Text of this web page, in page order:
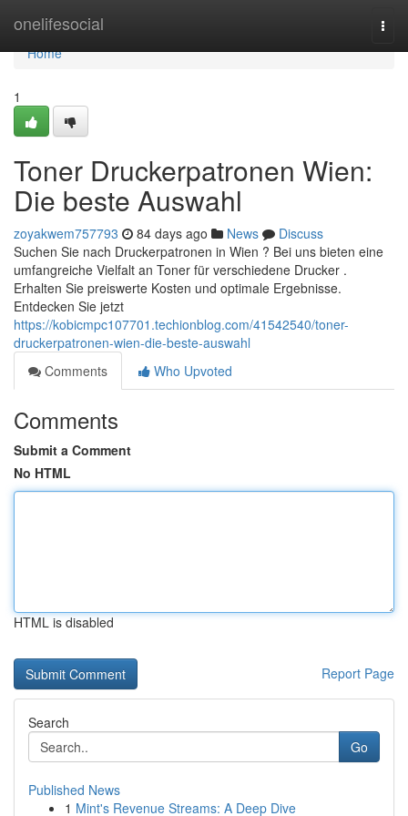
onelifesocial
Home
Home
1
Toner Druckerpatronen Wien:
Die beste Auswahl
zoyakwem757793 84 days ago News
Discuss
Suchen Sie nach Druckerpatronen in Wien ? Bei uns bieten eine
umfangreiche Vielfalt an Toner für verschiedene Drucker .
Erhalten Sie preiswerte Kosten und optimale Ergebnisse.
Entdecken Sie jetzt
https://kobicmpc107701.techionblog.com/41542540/toner-
druckerpatronen-wien-die-beste-auswahl
Comments
Who Upvoted
Comments
Submit a Comment
No HTML
HTML is disabled
Report Page
Search
Go
Published News
1 Mint's Revenue Streams: A Deep Dive